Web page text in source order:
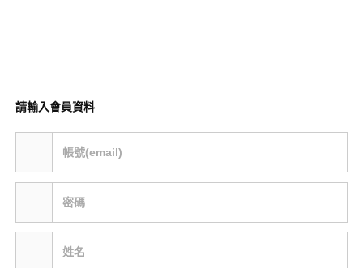
請輸入會員資料
帳號(email)
密碼
姓名